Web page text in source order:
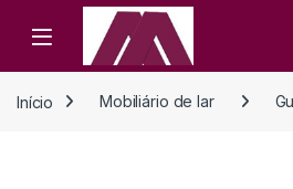
Open
Início Mobiliário de lar